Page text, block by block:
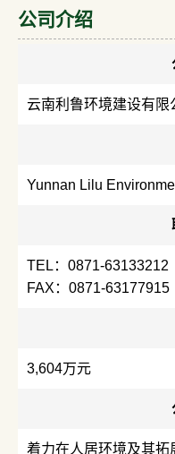
公司介绍
云南利鲁环境建设有限
Yunnan Lilu
TEL：0871-63133212
FAX：0871-63177915
3,604万元
着力在人居环境及其拓